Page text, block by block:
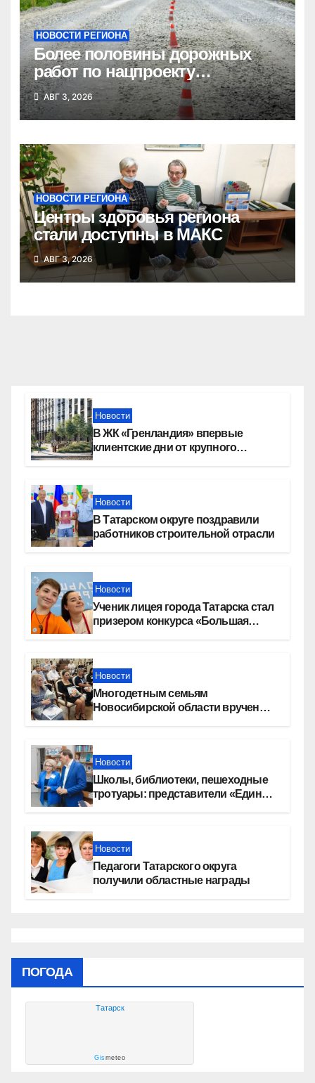
НОВОСТИ РЕГИОНА
Более половины дорожных
работ по нацпроекту
выполнено в Новосибирской
области
АВГ 3, 2026
НОВОСТИ РЕГИОНА
Центры здоровья региона
стали доступны в МАКС
АВГ 3, 2026
Новости
В ЖК «Гренландия» впервые
клиентские дни от крупного
Новости
В Татарском округе поздравили
работников строительной отрасли
Новости
Ученик лицея города Татарска стал
призером конкурса «Большая
Новости
Многодетным семьям
Новосибирской области вручены
Новости
Школы, библиотеки, пешеходные
тротуары: представители «Единой
Новости
Педагоги Татарского округа
получили областные награды
ПОГОДА
Татарск
Gismeteo